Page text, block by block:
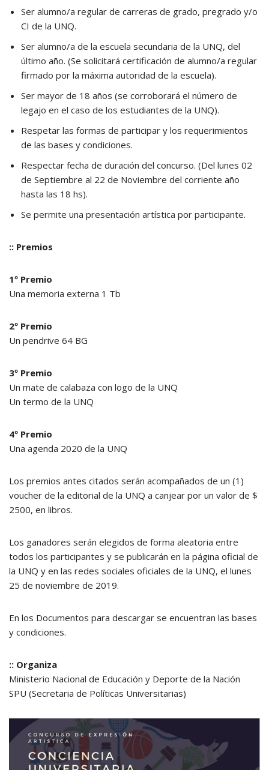
Ser alumno/a regular de carreras de grado, pregrado y/o
CI de la UNQ.
Ser alumno/a de la escuela secundaria de la UNQ, del
último año. (Se solicitará certificación de alumno/a regular
firmado por la máxima autoridad de la escuela).
Ser mayor de 18 años (se corroborará el número de
legajo en el caso de los estudiantes de la UNQ).
Respetar las formas de participar y los requerimientos
de las bases y condiciones.
Respectar fecha de duración del concurso. (Del lunes 02
de Septiembre al 22 de Noviembre del corriente año
hasta las 18 hs).
Se permite una presentación artística por participante.
:: Premios
1º Premio
Una memoria externa 1 Tb
2º Premio
Un pendrive 64 BG
3º Premio
Un mate de calabaza con logo de la UNQ
Un termo de la UNQ
4º Premio
Una agenda 2020 de la UNQ
Los premios antes citados serán acompañados de un (1)
voucher de la editorial de la UNQ a canjear por un valor de $
2500, en libros.
Los ganadores serán elegidos de forma aleatoria entre
todos los participantes y se publicarán en la página oficial de
la UNQ y en las redes sociales oficiales de la UNQ, el lunes
25 de noviembre de 2019.
En los Documentos para descargar se encuentran las bases
y condiciones.
:: Organiza
Ministerio Nacional de Educación y Deporte de la Nación
SPU (Secretaria de Políticas Universitarias)